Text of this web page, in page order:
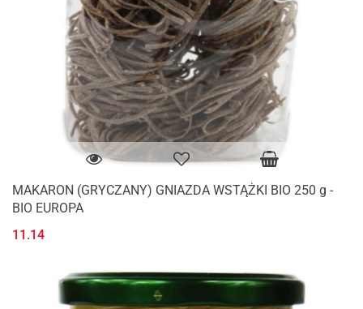
MAKARON (GRYCZANY) GNIAZDA WSTĄŻKI BIO 250 g -
BIO EUROPA
11.14